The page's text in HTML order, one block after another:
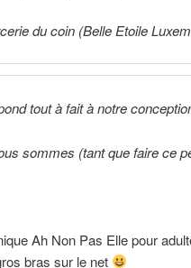
du coin (Belle Etoile
tout à fait à notre
sommes (tant que faire ce
Ah Non Pas Elle pour
bras sur le net